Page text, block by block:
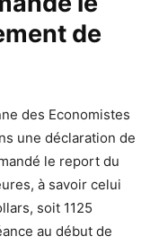
de
des Economistes
une déclaration de
le report du
à savoir celui
soit 1125
au début de